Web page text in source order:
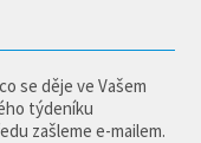
se děje ve Vašem
týdeníku
zašleme e-mailem.